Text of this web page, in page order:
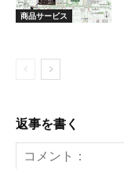
商品サービス
返事を書く